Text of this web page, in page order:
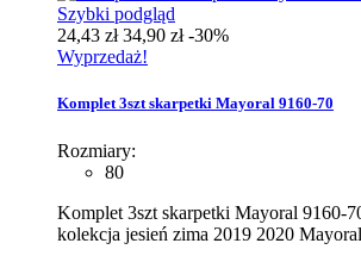
Szybki podgląd
24,43 zł34,90 zł-30%
Wyprzedaż!
Komplet 3szt skarpetki Mayoral 9160-70
Rozmiary:
80
Komplet 3szt skarpetki Mayoral 9160-
kolekcja jesień zima 2019 2020